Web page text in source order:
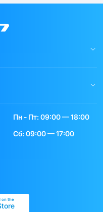
Пн - Пт: 09:00 — 18:00
Сб: 09:00 — 17:00
on the